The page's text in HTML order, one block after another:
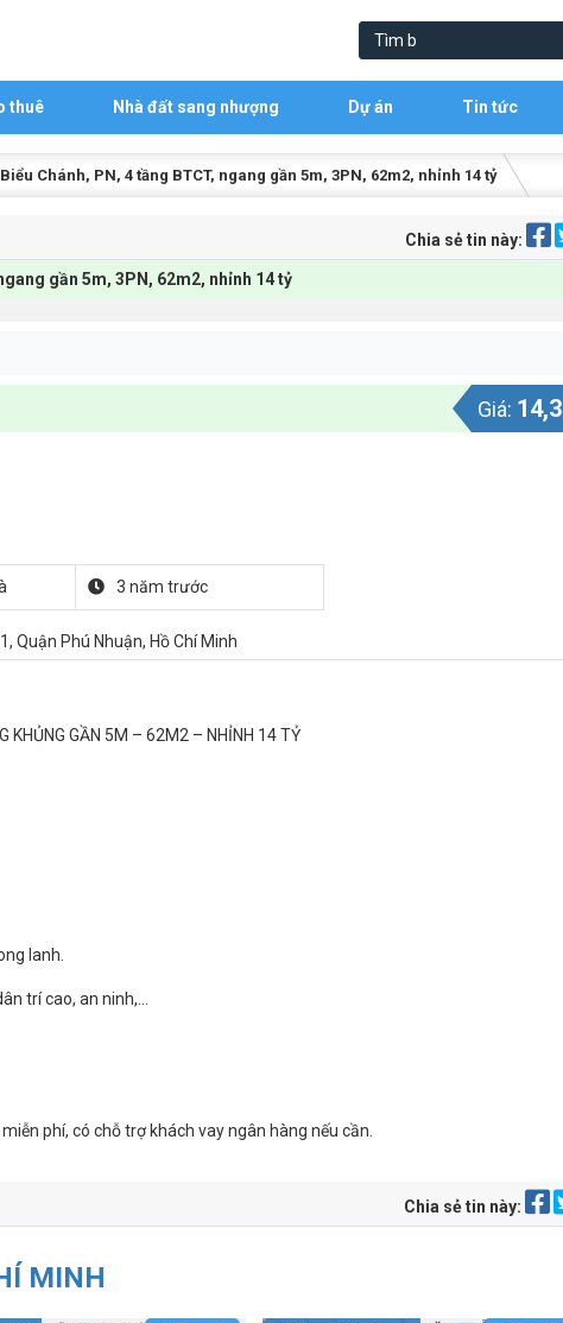
thuê Nhà đất sang nhượng Dự án Tin tức
Chánh, PN, 4 tầng BTCT, ngang gần 5m, 3PN, 62m2, nhỉnh 14 tỷ
Chia sẻ tin này:
gần 5m, 3PN, 62m2, nhỉnh 14 tỷ
Giá: 14,3
3 năm trước
Quận Phú Nhuận, Hồ Chí Minh
KHỦNG GẦN 5M – 62M2 – NHỈNH 14 TỶ
lanh.
trí cao, an ninh,…
phí, có chỗ trợ khách vay ngân hàng nếu cần.
Chia sẻ tin này:
MINH